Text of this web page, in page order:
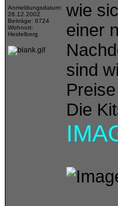
Anmeldungsdatum:
26.12.2002
Beiträge: 6724
Wohnort:
Heidelberg
wie
einer
sind
Die